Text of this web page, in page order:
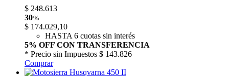
$ 248.613
30%
$ 174.029,10
HASTA 6 cuotas sin interés
5% OFF CON TRANSFERENCIA
* Precio sin Impuestos $ 143.826
Comprar